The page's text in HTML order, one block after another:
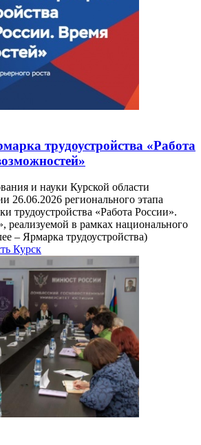
трудоустройства «Работа
и науки Курской области
26.06.2026 регионального этапа
трудоустройства «Работа России».
реализуемой в рамках национального
– Ярмарка трудоустройства)
Курск